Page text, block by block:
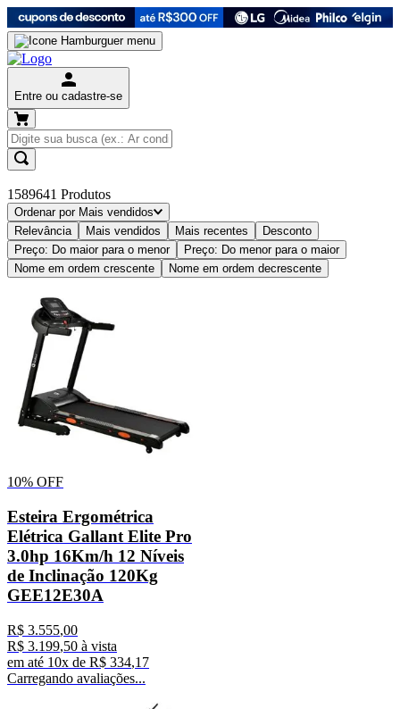
Entre ou cadastre-se
1589641 Produtos
Ordenar por Mais vendidos
Relevância
Mais vendidos Mais recentes
Desconto
Preço: Do maior para o menor
Preço: Do menor para o maior
Nome em ordem crescente
Nome em ordem decrescente
10% OFF
Esteira Ergométrica
Elétrica Gallant Elite Pro
3.0hp 16Km/h 12 Níveis
de Inclinação 120Kg
GEE12E30A
R$ 3.555,00
R$ 3.199,50 à vista
em até 10x de R$ 334,17
Carregando avaliações...